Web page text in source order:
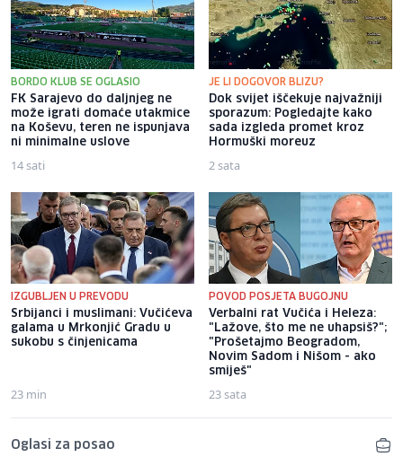
BORDO KLUB SE OGLASIO
FK Sarajevo do daljnjeg ne
može igrati domaće utakmice
na Koševu, teren ne ispunjava
ni minimalne uslove
14 sati
JE LI DOGOVOR BLIZU?
Dok svijet iščekuje najvažniji
sporazum: Pogledajte kako
sada izgleda promet kroz
Hormuški moreuz
2 sata
IZGUBLJEN U PREVODU
Srbijanci i muslimani: Vučićeva
galama u Mrkonjić Gradu u
sukobu s činjenicama
23 min
POVOD POSJETA BUGOJNU
Verbalni rat Vučića i Heleza:
"Lažove, što me ne uhapsiš?";
"Prošetajmo Beogradom,
Novim Sadom i Nišom - ako
smiješ"
23 sata
Oglasi za posao